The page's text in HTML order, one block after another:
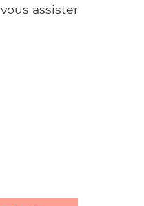
assister